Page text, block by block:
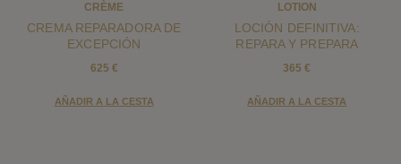
CRÈME
CREMA REPARADORA DE
EXCEPCIÓN
625 €
AÑADIR A LA CESTA
LOTION
LOCIÓN DEFINITIVA:
REPARA Y PREPARA
365 €
AÑADIR A LA CESTA